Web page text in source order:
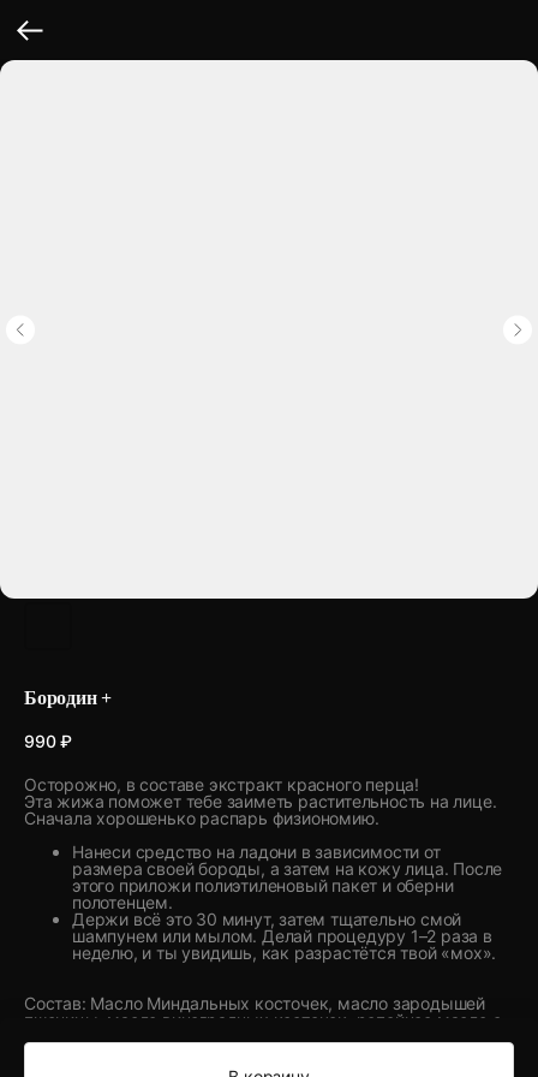
Бородин +
990 ₽
Осторожно, в составе экстракт красного перца!
Эта жижа поможет тебе заиметь растительность на лице.
Сначала хорошенько распарь физиономию.
Нанеси средство на ладони в зависимости от
размера своей бороды, а затем на кожу лица. После
этого приложи полиэтиленовый пакет и оберни
полотенцем.
Держи всё это 30 минут, затем тщательно смой
шампунем или мылом. Делай процедуру 1–2 раза в
неделю, и ты увидишь, как разрастётся твой «мох».
Состав: Масло Миндальных косточек, масло зародышей
пшеницы, масло виноградных косточек, репейное масло с